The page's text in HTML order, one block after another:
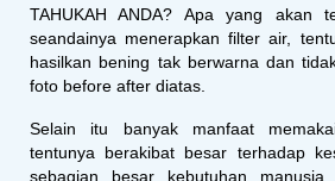
TAHUKAH ANDA? Apa yang akan
seandainya menerapkan filter air,
hasilkan bening tak berwarna dan
foto before after diatas.
Selain itu banyak manfaat
tentunya berakibat besar terhadap
sebagian besar kebutuhan